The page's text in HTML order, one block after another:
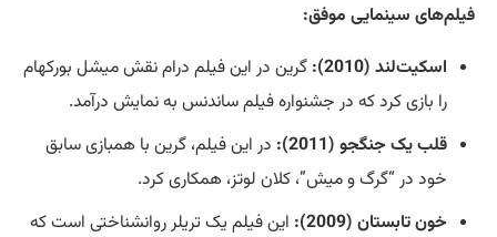
فیلم‌های سینمایی موفق:
اسکیت‌لند (2010):
گرین در این فیلم درام نقش میشل بورکهام
را بازی کرد که در جشنواره فیلم ساندنس به نمایش درآمد.
قلب یک جنگجو (2011):
در این فیلم، گرین با همبازی سابق
خود در “گرگ و میش”، کلان لوتز، همکاری کرد.
خون تابستان (2009):
این فیلم یک تریلر روانشناختی است که